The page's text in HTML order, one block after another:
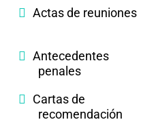
Actas de reuniones
Antecedentes
penales
Cartas de
recomendación